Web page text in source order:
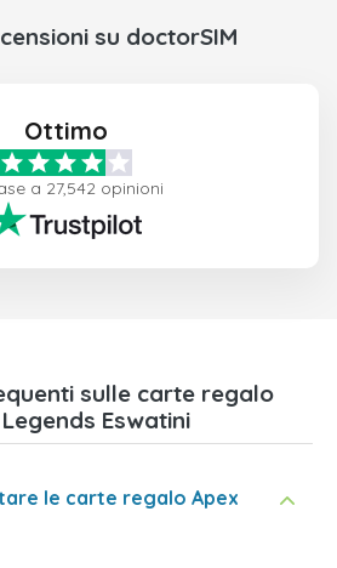
su doctorSIM
Ottimo
a 27,542 opinioni
sulle carte regalo
Eswatini
le carte regalo Apex